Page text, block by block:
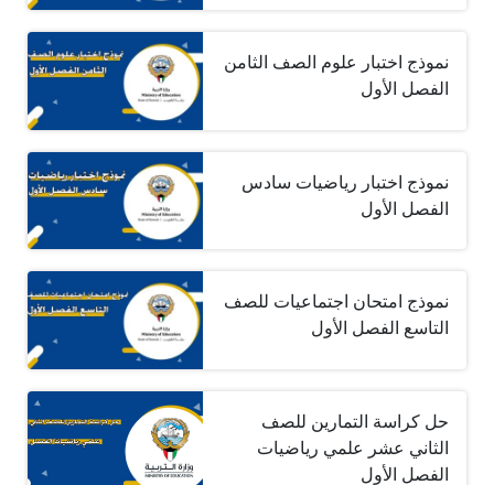
نموذج اختبار علوم الصف الثامن
الفصل الأول
نموذج اختبار رياضيات سادس
الفصل الأول
نموذج امتحان اجتماعيات للصف
التاسع الفصل الأول
حل كراسة التمارين للصف
الثاني عشر علمي رياضيات
الفصل الأول